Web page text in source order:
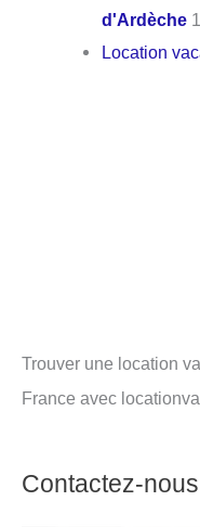
d'Ardèche
Location
Trouver une location
France avec
Contactez-nous